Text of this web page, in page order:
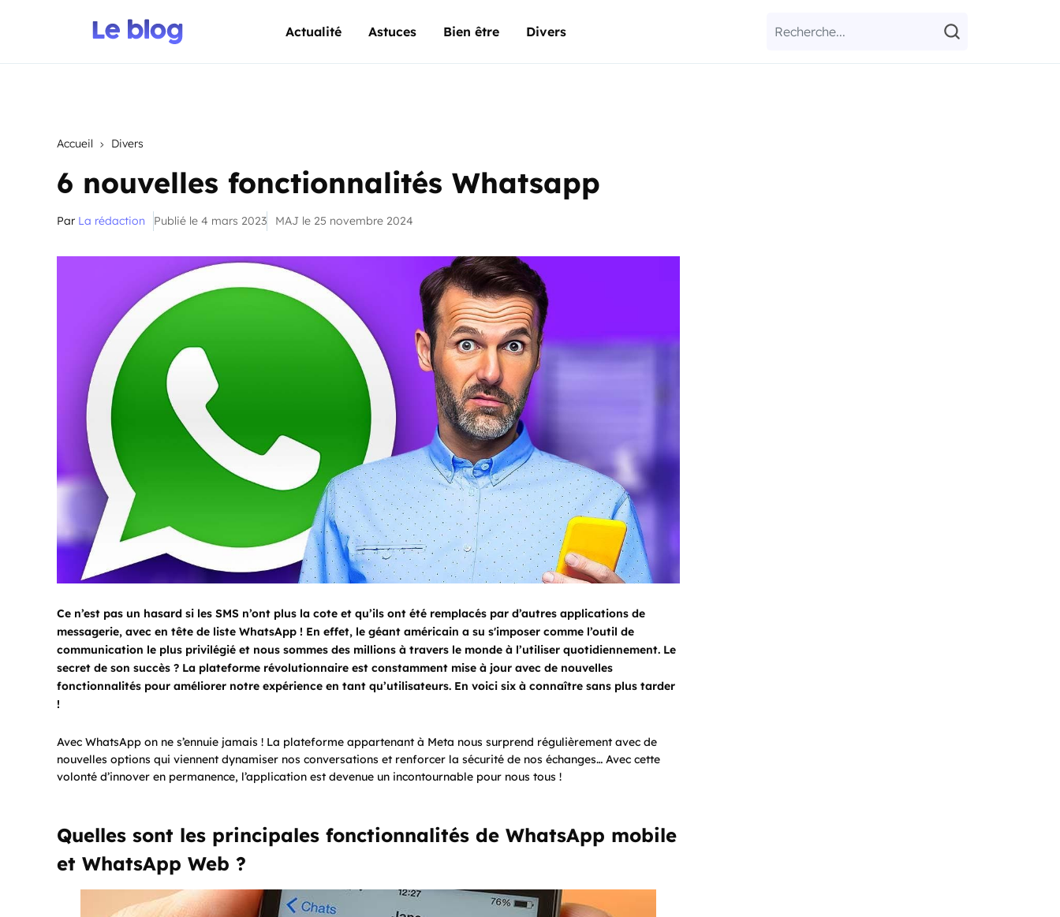
Actualité Astuces Bien être Divers
Accueil Divers
6 nouvelles fonctionnalités Whatsapp
Par La rédaction Publié le 4 mars 2023 MAJ le 25 novembre 2024
Ce n’est pas un hasard si les SMS n’ont plus la cote et qu’ils ont été remplacés par d’autres applications de
messagerie, avec en tête de liste WhatsApp ! En effet, le géant américain a su s'imposer comme l’outil de
communication le plus privilégié et nous sommes des millions à travers le monde à l’utiliser quotidiennement. Le
secret de son succès ? La plateforme révolutionnaire est constamment mise à jour avec de nouvelles
fonctionnalités pour améliorer notre expérience en tant qu’utilisateurs. En voici six à connaître sans plus tarder
!
Avec WhatsApp on ne s’ennuie jamais ! La plateforme appartenant à Meta nous surprend régulièrement avec de
nouvelles options qui viennent dynamiser nos conversations et renforcer la sécurité de nos échanges… Avec cette
volonté d’innover en permanence, l’application est devenue un incontournable pour nous tous !
Quelles sont les principales fonctionnalités de WhatsApp mobile
et WhatsApp Web ?